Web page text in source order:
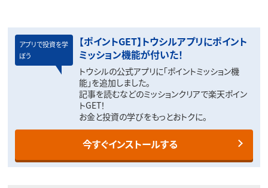
アプリで投資を学
ぼう
【ポイントGET】トウシルアプリにポイント
ミッション機能が付いた！
トウシルの公式アプリに「ポイントミッション機
能」を追加しました。
記事を読むなどのミッションクリアで楽天ポイン
トGET！
お金と投資の学びをもっとおトクに。
今すぐインストールする